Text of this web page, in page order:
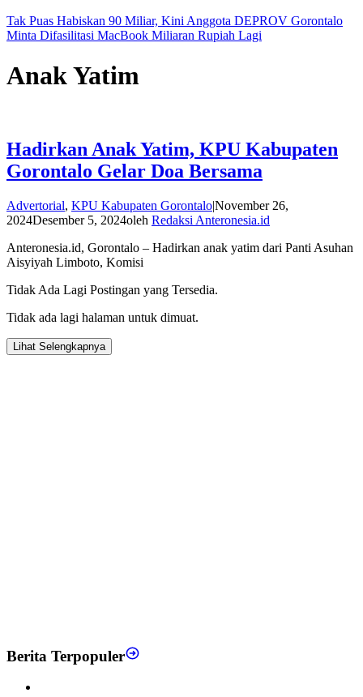
Tak Puas Habiskan 90 Miliar, Kini Anggota DEPROV Gorontalo
Minta Difasilitasi MacBook Miliaran Rupiah Lagi
Anak Yatim
Hadirkan Anak Yatim, KPU Kabupaten
Gorontalo Gelar Doa Bersama
Advertorial, KPU Kabupaten Gorontalo|November 26,
2024Desember 5, 2024oleh Redaksi Anteronesia.id
Anteronesia.id, Gorontalo – Hadirkan anak yatim dari Panti Asuhan
Aisyiyah Limboto, Komisi
Tidak Ada Lagi Postingan yang Tersedia.
Tidak ada lagi halaman untuk dimuat.
Lihat Selengkapnya
Berita Terpopuler